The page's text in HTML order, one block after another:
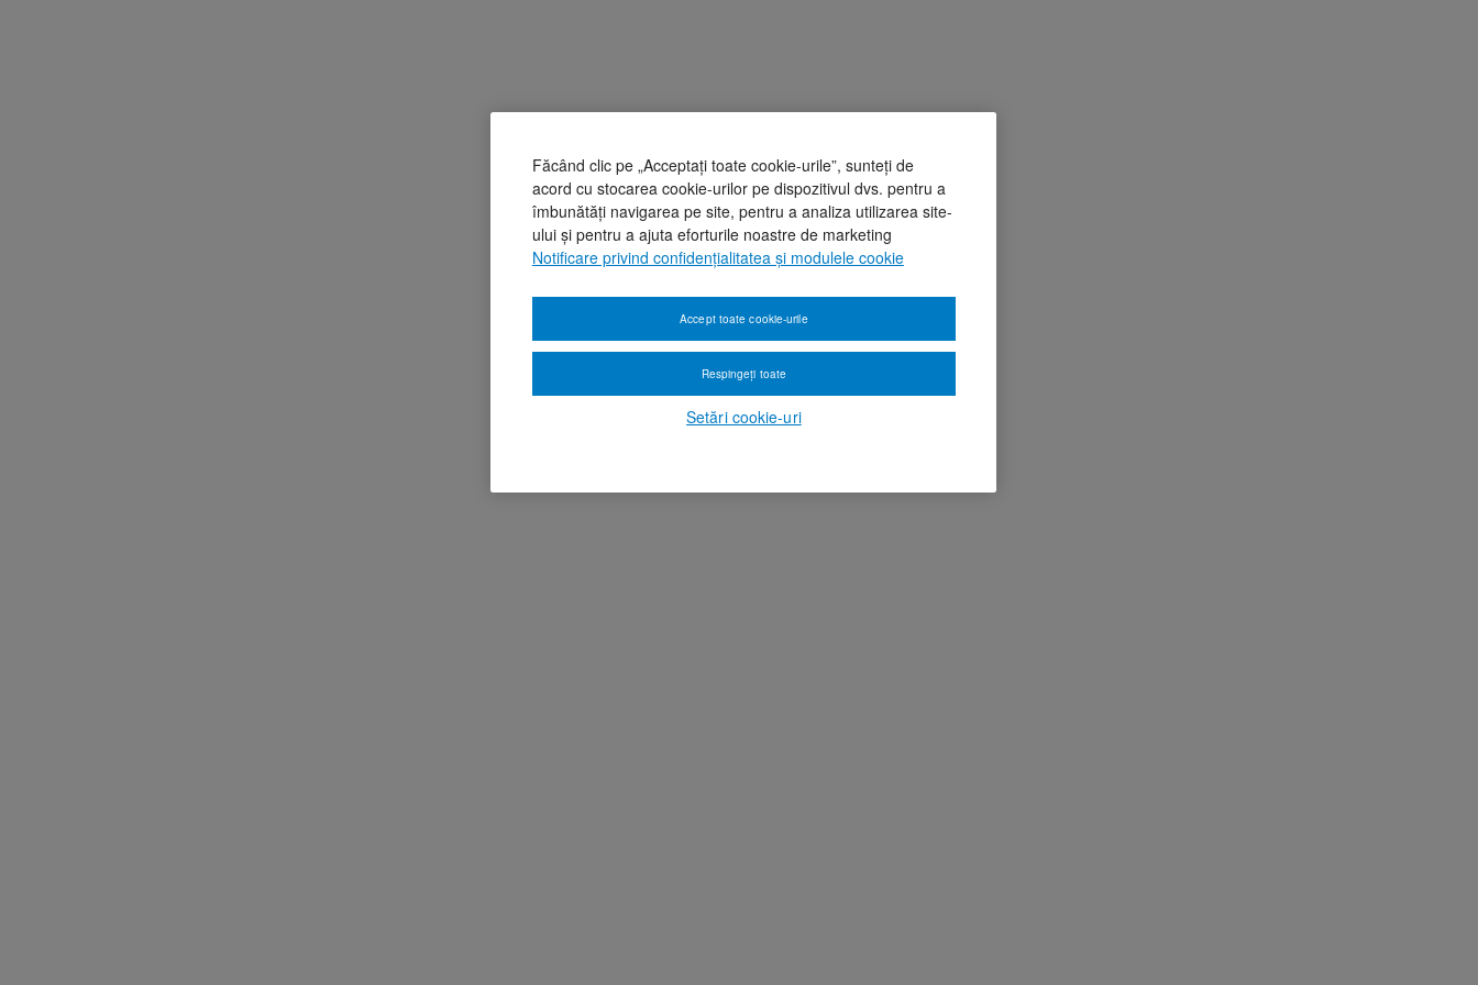
Făcând clic pe „Acceptați toate cookie-urile”, sunteți de
acord cu stocarea cookie-urilor pe dispozitivul dvs. pentru a
îmbunătăți navigarea pe site, pentru a analiza utilizarea site-
ului și pentru a ajuta eforturile noastre de marketing
Notificare privind confidențialitatea și modulele cookie
Setări cookie-uri
Respingeți toate
Accept toate cookie-urile